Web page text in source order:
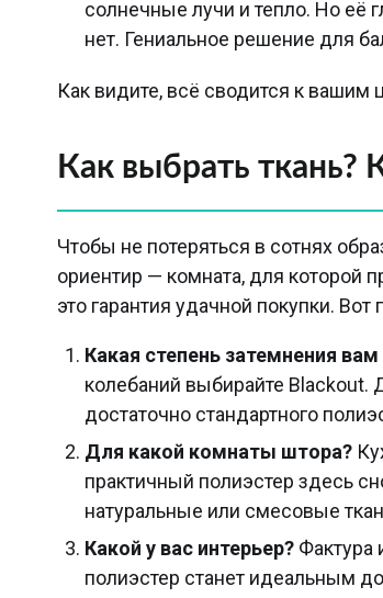
солнечные лучи и тепло. Но её
нет. Гениальное решение для
Как видите, всё сводится к вашим
Как выбрать ткань?
Чтобы не потеряться в сотнях
ориентир — комната, для которой
это гарантия удачной покупки. Вот
Какая степень затемнения
колебаний выбирайте Blackout.
достаточно стандартного
Для какой комнаты штора?
практичный полиэстер здесь
натуральные или смесовые
Какой у вас интерьер? Фактура
полиэстер станет идеальным